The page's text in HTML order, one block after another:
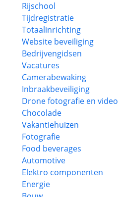
Rijschool
Tijdregistratie
Totaalinrichting
Website beveiliging
Bedrijvengidsen
Vacatures
Camerabewaking
Inbraakbeveiliging
Drone fotografie en video
Chocolade
Vakantiehuizen
Fotografie
Food beverages
Automotive
Elektro componenten
Energie